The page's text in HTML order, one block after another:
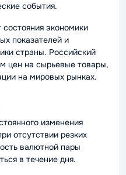
события.
экономики
показателей и
страны. Российский
цен на сырьевые товары,
на мировых рынках.
изменения
отсутствии резких
валютной пары
в течение дня.